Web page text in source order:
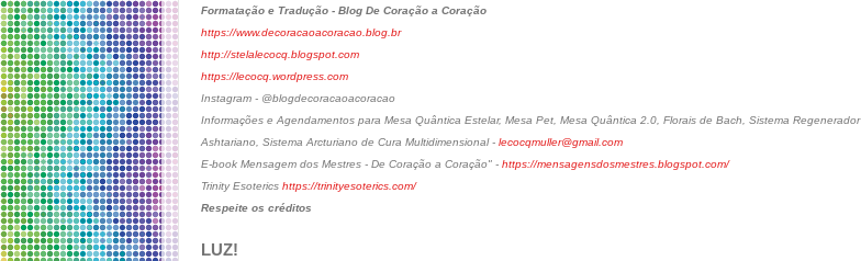
Formatação e Tradução - Blog De Coração a Coração
https://www.decoracaoacoracao.blog.br
http://stelalecocq.blogspot.com
https://lecocq.wordpress.com
Instagram - @blogdecoracaoacoracao
Informações e Agendamentos para Mesa Quântica Estelar, Mesa Pet, Mesa Quântica 2.0, Florais de Bach, Sistema Regenerador
Ashtariano, Sistema Arcturiano de Cura Multidimensional - lecocqmuller@gmail.com
E-book Mensagem dos Mestres - De Coração a Coração" - https://mensagensdosmestres.blogspot.com/
Trinity Esoterics https://trinityesoterics.com/
Respeite os créditos
LUZ!